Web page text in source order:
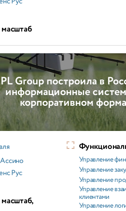
Group построила в
информационные
корпоративном
Ассино
Рус
Управление
Управление
Управление
Управление
клиентами
Управление